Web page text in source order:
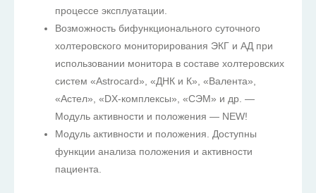
процессе эксплуатации.
Возможность бифункционального суточного
холтеровского мониторирования ЭКГ и АД при
использовании монитора в составе холтеровских
систем «Astrocard», «ДНК и К», «Валента»,
«Астел», «DX-комплексы», «СЭМ» и др. —
Модуль активности и положения — NEW!
Модуль активности и положения. Доступны
функции анализа положения и активности
пациента.